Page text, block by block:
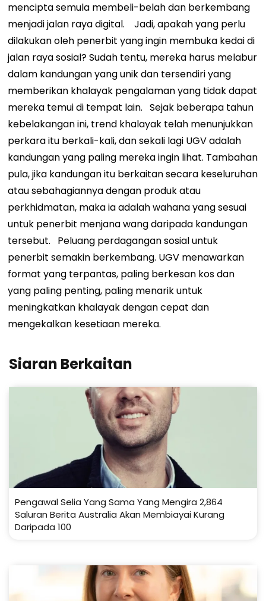
mencipta semula membeli-belah dan berkembang
menjadi jalan raya digital.
Jadi, apakah yang perlu
dilakukan oleh penerbit yang ingin membuka kedai di
jalan raya sosial? Sudah tentu, mereka harus melabur
dalam kandungan yang unik dan tersendiri yang
memberikan khalayak pengalaman yang tidak dapat
mereka temui di tempat lain. Sejak beberapa tahun
kebelakangan ini, trend khalayak telah menunjukkan
perkara itu berkali-kali, dan sekali lagi UGV adalah
kandungan yang paling mereka ingin lihat. Tambahan
pula, jika kandungan itu berkaitan secara keseluruhan
atau sebahagiannya dengan produk atau
perkhidmatan, maka ia adalah wahana yang sesuai
untuk penerbit menjana wang daripada kandungan
tersebut.
Peluang perdagangan sosial untuk
penerbit semakin berkembang. UGV menawarkan
format yang terpantas, paling berkesan kos dan
yang paling penting, paling menarik untuk
meningkatkan khalayak dengan cepat dan
mengekalkan kesetiaan mereka.
Siaran Berkaitan
Pengawal Selia Yang Sama Yang Mengira 2,864
Saluran Berita Australia Akan Membiayai Kurang
Daripada 100